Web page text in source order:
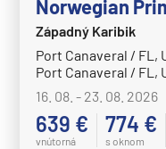
Norwegian
Západný Karibik
Port Canaveral / FL,
Port Canaveral / FL,
16. 08. - 23. 08. 2026
639 €
vnútorná
774 €
s oknom